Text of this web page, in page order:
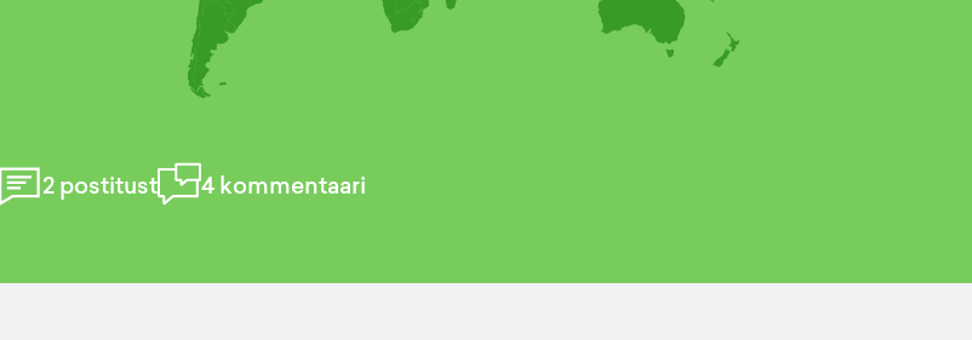
2postitust 4kommentaari